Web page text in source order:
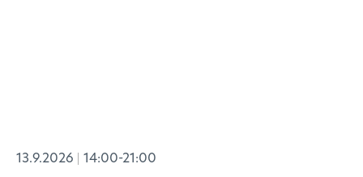
13.9.2026 14:00-21:00